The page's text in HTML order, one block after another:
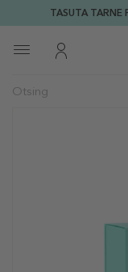
TASUTA TARNE